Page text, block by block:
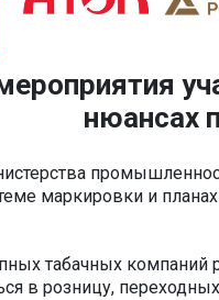
нюансах
маркировки и
табачных компаний
в розницу,